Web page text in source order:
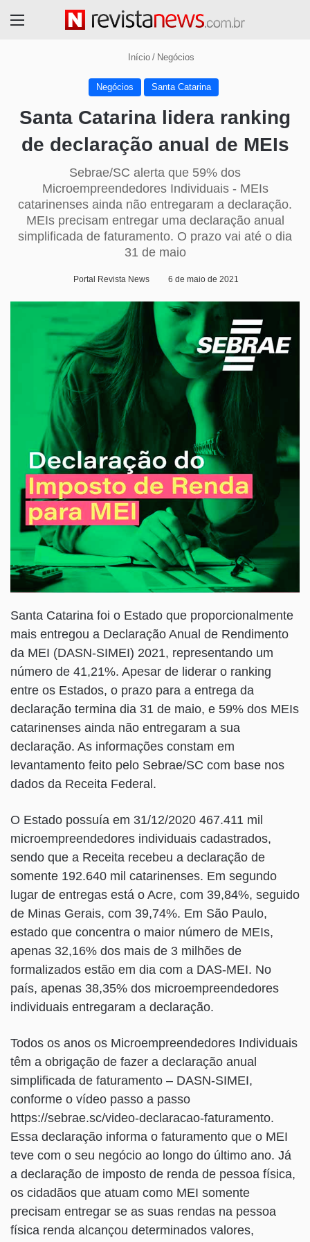
Início / Negócios
Negócios Santa Catarina
Santa Catarina lidera ranking
de declaração anual de MEIs
Sebrae/SC alerta que 59% dos
Microempreendedores Individuais - MEIs
catarinenses ainda não entregaram a declaração.
MEIs precisam entregar uma declaração anual
simplificada de faturamento. O prazo vai até o dia
31 de maio
Portal Revista News 6 de maio de 2021
Santa Catarina foi o Estado que proporcionalmente
mais entregou a Declaração Anual de Rendimento
da MEI (DASN-SIMEI) 2021, representando um
número de 41,21%. Apesar de liderar o ranking
entre os Estados, o prazo para a entrega da
declaração termina dia 31 de maio, e 59% dos MEIs
catarinenses ainda não entregaram a sua
declaração. As informações constam em
levantamento feito pelo Sebrae/SC com base nos
dados da Receita Federal.
O Estado possuía em 31/12/2020 467.411 mil
microempreendedores individuais cadastrados,
sendo que a Receita recebeu a declaração de
somente 192.640 mil catarinenses. Em segundo
lugar de entregas está o Acre, com 39,84%, seguido
de Minas Gerais, com 39,74%. Em São Paulo,
estado que concentra o maior número de MEIs,
apenas 32,16% dos mais de 3 milhões de
formalizados estão em dia com a DAS-MEI. No
país, apenas 38,35% dos microempreendedores
individuais entregaram a declaração.
Todos os anos os Microempreendedores Individuais
têm a obrigação de fazer a declaração anual
simplificada de faturamento – DASN-SIMEI,
conforme o vídeo passo a passo
https://sebrae.sc/video-declaracao-faturamento.
Essa declaração informa o faturamento que o MEI
teve com o seu negócio ao longo do último ano. Já
a declaração de imposto de renda de pessoa física,
os cidadãos que atuam como MEI somente
precisam entregar se as suas rendas na pessoa
física renda alcançou determinados valores,